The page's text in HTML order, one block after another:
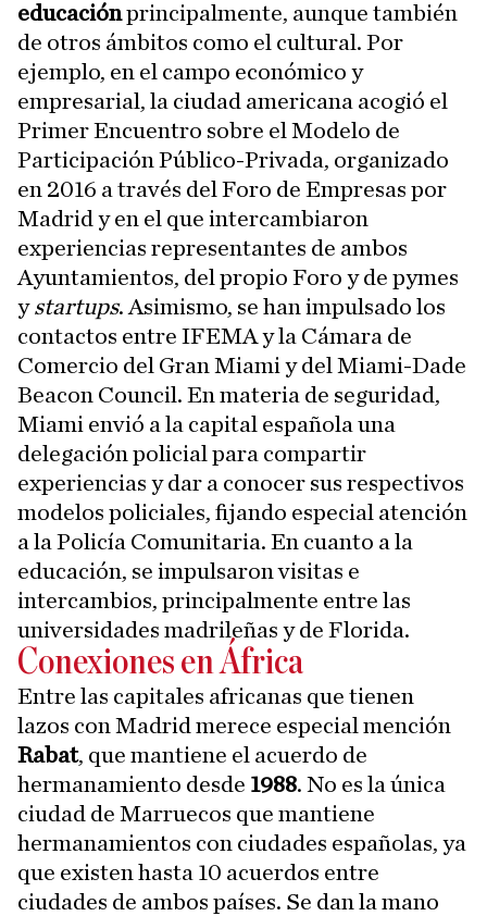
educaciónprincipalmente, aunque también
de otros ámbitos como el cultural. Por
ejemplo, en el campo económico y
empresarial, la ciudad americana acogió el
Primer Encuentro sobre el Modelo de
Participación Público-Privada, organizado
en 2016 a través del Foro de Empresas por
Madrid y en el que intercambiaron
experiencias representantes de ambos
Ayuntamientos, del propio Foro y de pymes
ystartups. Asimismo, se han impulsado los
contactos entre IFEMA y la Cámara de
Comercio del Gran Miami y del Miami-Dade
Beacon Council. En materia de seguridad,
Miami envió a la capital española una
delegación policial para compartir
experiencias y dar a conocer sus respectivos
modelos policiales, fijando especial atención
a la Policía Comunitaria. En cuanto a la
educación, se impulsaron visitas e
intercambios, principalmente entre las
universidades madrileñas y de Florida.
Conexiones en África
Entre las capitales africanas que tienen
lazos con Madrid merece especial mención
Rabat, que mantiene el acuerdo de
hermanamiento desde 1988. No es la única
ciudad de Marruecos que mantiene
hermanamientos con ciudades españolas, ya
que existen hasta 10 acuerdos entre
ciudades de ambos países. Se dan la mano